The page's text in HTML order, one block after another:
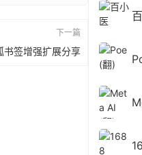
下一篇
书签增强扩展分享